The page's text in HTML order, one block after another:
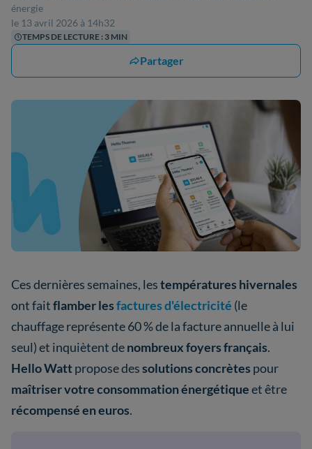
énergie
le 13 avril 2026 à 14h32
TEMPS DE LECTURE : 3 MIN
Partager
Ces dernières semaines, lestempératures hivernales
ont faitflamber lesfactures d'électricité (le
chauffage représente 60 % de la facture annuelle à lui
seul) et inquiètent denombreux foyers français.
Hello Wattpropose dessolutions concrètes pour
maîtriser votre consommation énergétiqueet être
récompensé en euros.